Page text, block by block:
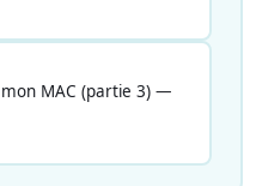
MAC (partie 3) —